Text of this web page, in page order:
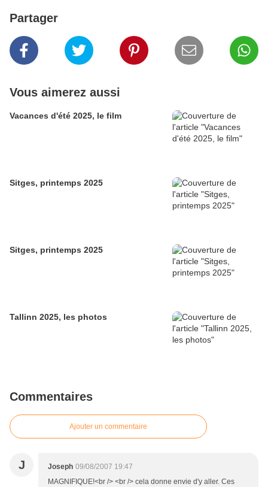
Partager
Vous aimerez aussi
Vacances d'été 2025, le film
Sitges, printemps 2025
Sitges, printemps 2025
Tallinn 2025, les photos
Commentaires
Ajouter un commentaire
J Joseph 09/08/2007 19:47
MAGNIFIQUE!<br /> <br /> cela donne envie d'y aller. Ces